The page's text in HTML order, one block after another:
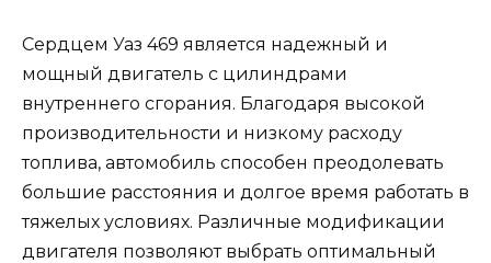
Сердцем Уаз 469 является надежный и
мощный двигатель с цилиндрами
внутреннего сгорания. Благодаря высокой
производительности и низкому расходу
топлива, автомобиль способен преодолевать
большие расстояния и долгое время работать в
тяжелых условиях. Различные модификации
двигателя позволяют выбрать оптимальный